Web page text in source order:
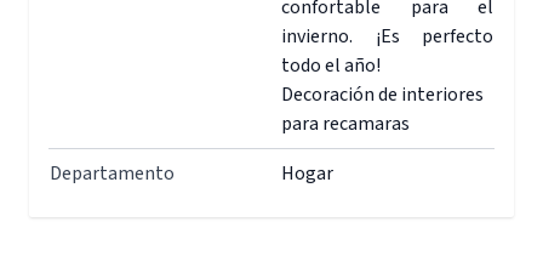
confortable para el
invierno. ¡Es perfecto
todo el año!
Decoración de interiores
para recamaras
Departamento
Hogar